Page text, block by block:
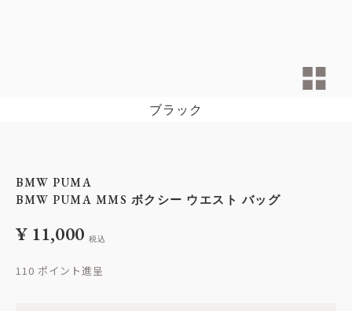
ブラック
BMW PUMA
BMW PUMA MMS ボクシー ウエスト バッグ
¥ 11,000 税込
110